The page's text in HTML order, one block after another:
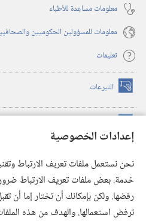
إعدادات الخصوصية
نحن نستعمل ملفات تعريف الارتباط
خدمة. بعض ملفات تعريف الارتباط
رفضها. ولكن بإمكانك أن تختار إما أن
ترفض استعمالها. والهدف من هذه
معلومات مساعِدة للأطباء
معلومات للمسؤولين الحكوميين
تعليمات
التبرعات (يفتح
نافذة
(يفتح
نافذة
(يفتح
نافذة
جديدة) تطبيق ®
JW Library
مكتبة برج المراقبة